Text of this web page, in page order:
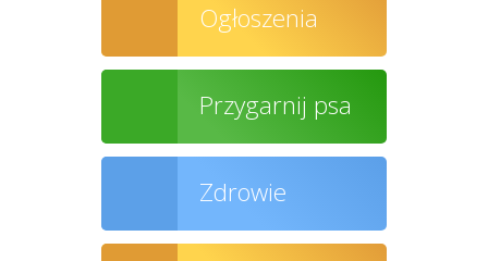
Ogłoszenia
Przygarnij psa
Zdrowie